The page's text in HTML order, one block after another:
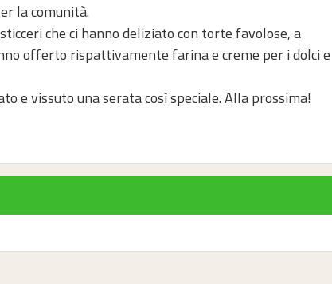
la comunità.
che ci hanno deliziato con torte favolose, a
offerto rispattivamente farina e creme per i dolci e
e vissuto una serata così speciale. Alla prossima!